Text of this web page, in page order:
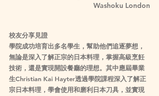
Washoku London
校友分享見證
學院成功培育出多名學生，幫助他們追逐夢想，
無論是深入了解正宗的日本料理，掌握高級烹飪
技術，還是實現開設餐廳的理想。其中應屆畢業
生Christian Kai Hayter透過學院課程深入了解正
宗日本料理，學會使用和磨利日本刀具，並實現